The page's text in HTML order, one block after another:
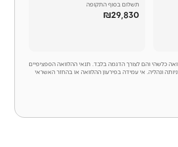
תשלום בסוף התקופה
₪29,830
כלשהי והם לצורך הדגמה בלבד. תנאי ההלוואה הספציפיים
ונהליה. אי עמידה בפירעון ההלוואה או בהחזר האשראי